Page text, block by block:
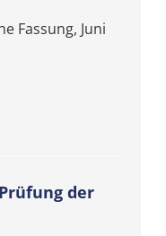
Fassung, Juni
Prüfung der